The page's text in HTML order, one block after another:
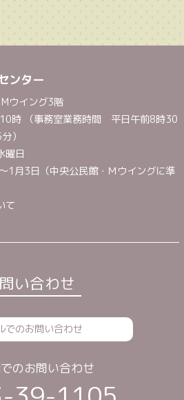
ンター
ウイング3階
時 （事務室業務時間 平日午前8時30
）
曜日
1月3日（中央公民館・Ｍウイングに準
て
い合わせ
でのお問い合わせ
のお問い合わせ